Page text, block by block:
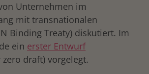
Unternehmen im
mit transnationalen
Binding Treaty) diskutiert. Im
ein erster Entwurf
draft) vorgelegt.